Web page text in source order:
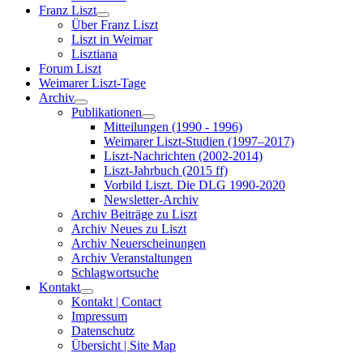
Franz Liszt
Über Franz Liszt
Liszt in Weimar
Lisztiana
Forum Liszt
Weimarer Liszt-Tage
Archiv
Publikationen
Mitteilungen (1990 - 1996)
Weimarer Liszt-Studien (1997–2017)
Liszt-Nachrichten (2002-2014)
Liszt-Jahrbuch (2015 ff)
Vorbild Liszt. Die DLG 1990-2020
Newsletter-Archiv
Archiv Beiträge zu Liszt
Archiv Neues zu Liszt
Archiv Neuerscheinungen
Archiv Veranstaltungen
Schlagwortsuche
Kontakt
Kontakt | Contact
Impressum
Datenschutz
Übersicht | Site Map